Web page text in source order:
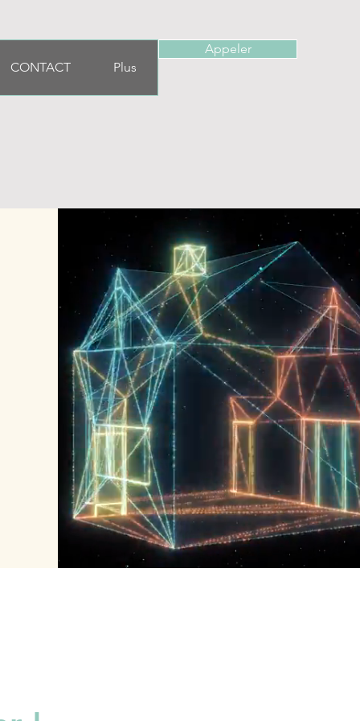
CONTACT Plus
Appeler